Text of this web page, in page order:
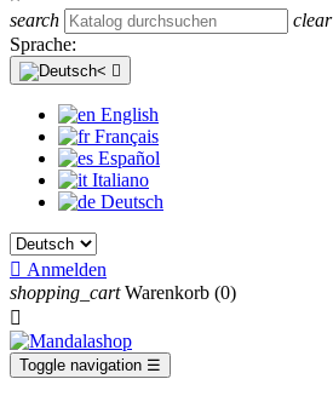
search
clear
Sprache:

English
Français
Español
Italiano
Deutsch
 Anmelden
shopping_cart Warenkorb (0)

Toggle navigation ☰